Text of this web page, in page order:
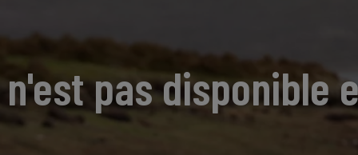
Read more
Read more
Read more
Read more
Read more
pas disponible